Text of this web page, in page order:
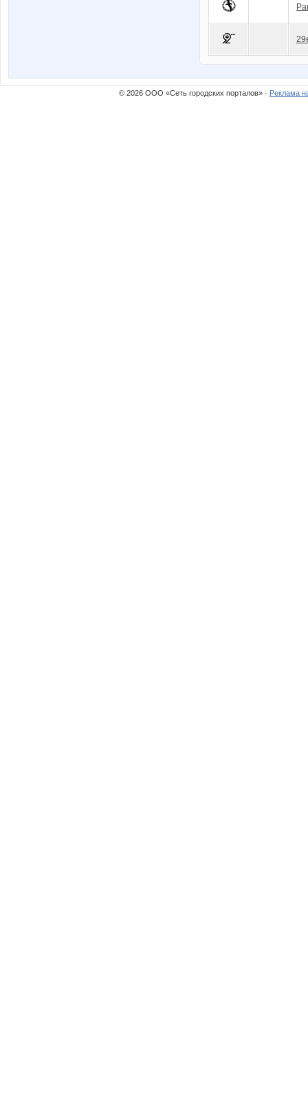
© 2026 ООО «Сеть городских порталов» · Реклама